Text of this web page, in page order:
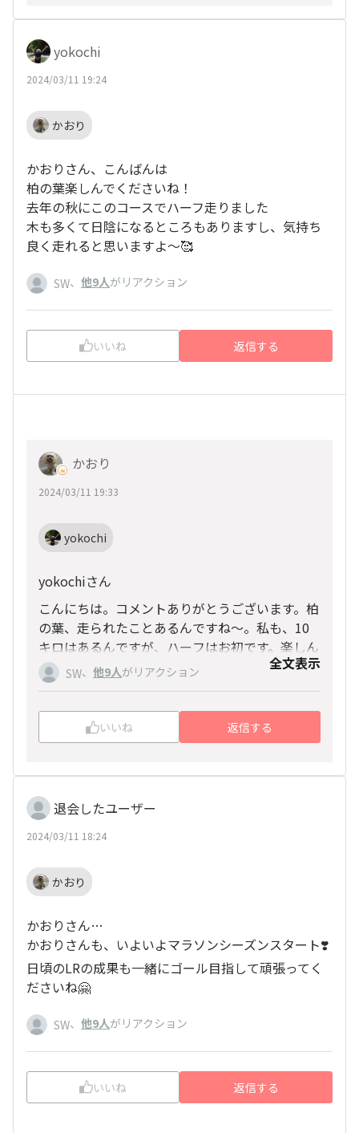
yokochi
2024/03/11 19:24
かおり
かおりさん、こんばんは
柏の葉楽しんでくださいね！
去年の秋にこのコースでハーフ走りました
木も多くて日陰になるところもありますし、気持ち
良く走れると思いますよ〜🥰
SW、 他9人がリアクション
いいね 返信する
かおり
2024/03/11 19:33
yokochi
yokochiさん
こんにちは。コメントありがとうございます。柏
の葉、走られたことあるんですね〜。私も、10
キロはあるんですが、ハーフはお初です。楽しん
で走りたいと思います。ありがとうございます！
SW、 他9人がリアクション 全文表示
いいね 返信する
退会したユーザー
2024/03/11 18:24
かおり
かおりさん…
かおりさんも、いよいよマラソンシーズンスタート❣️
日頃のLRの成果も一緒にゴール目指して頑張ってく
ださいね🤗
SW、 他9人がリアクション
いいね 返信する